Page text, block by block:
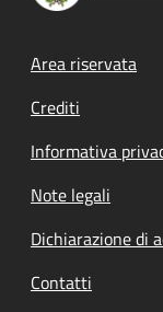
Footer
Area riservata
Crediti
Informativa
Note legali
Dichiarazione di
Contatti